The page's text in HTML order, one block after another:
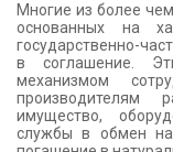
Многие из более
основанных на
государственно-
в соглашение.
механизмом
производителям
имущество,
службы в обмен на